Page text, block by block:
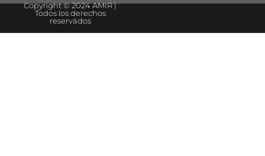
Copyright © 2024 AMIR |
Todos los derechos
reservados